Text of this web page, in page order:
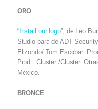
ORO
“ Install our logo”, de Leo
Studio para de ADT
Elizondo/ Tom Escobar.
Prod.: Cluster /Cluster.
México.
BRONCE